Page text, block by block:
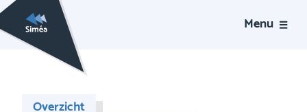
Menu
Overzicht